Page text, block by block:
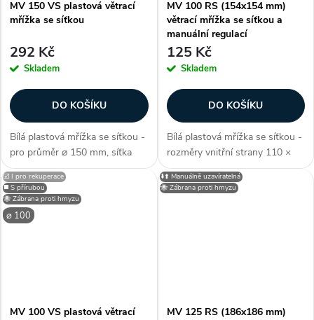
MV 150 VS plastová větrací
mřížka se síťkou
292 Kč
Skladem
DO KOŠÍKU
Bílá plastová mřížka se síťkou -
pro průměr ⌀ 150 mm, síťka
proti hmyzu, s přírubou,
elegantní minimalistické
zpracovní, snadná instalace,
pro vnitřní i vnější montáž,
MV 100 RS (154x154 mm)
větrací mřížka se síťkou a
manuální regulací
125 Kč
Skladem
DO KOŠÍKU
Bílá plastová mřížka se síťkou -
rozměry vnitřní strany 110 ×
110 mm (Š × V), síťka proti
hmyzu, bez příruby, pevné
⌀ 100
☑️ I pro rekuperace
◼️ S přírubou
🐝 Zábrana proti hmyzu
MV 100 VS plastová větrací
⬇️⬆️ Manuálně uzavíratelná
🐝 Zábrana proti hmyzu
MV 125 RS (186x186 mm)